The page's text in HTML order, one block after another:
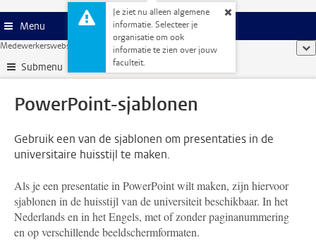
Je ziet nu alleen algemene
informatie. Selecteer je
organisatie om ook
informatie te zien over jouw
faculteit.
Menu
Medewerkerswebsite PowerPoint-sjablonen
Submenu
PowerPoint-sjablonen
Gebruik een van de sjablonen om presentaties in de
universitaire huisstijl te maken.
Als je een presentatie in PowerPoint wilt maken, zijn hiervoor
sjablonen in de huisstijl van de universiteit beschikbaar. In het
Nederlands en in het Engels, met of zonder paginanummering
en op verschillende beeldschermformaten.